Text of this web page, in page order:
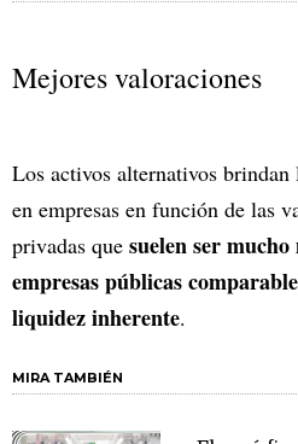
Mejores valoraciones
Los activos alternativos
en empresas en función de las
privadas que suelen ser
empresas públicas
liquidez inherente.
MIRA TAMBIÉN